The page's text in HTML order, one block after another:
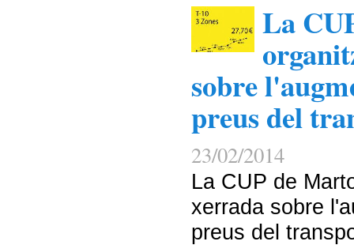
La
sobre
preus del
23/02/2014
La CUP de
xerrada sobre
preus del